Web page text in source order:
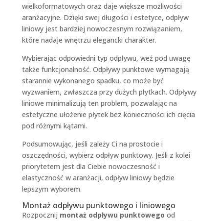
wielkoformatowych oraz daje większe możliwości
aranżacyjne. Dzięki swej długości i estetyce, odpływ
liniowy jest bardziej nowoczesnym rozwiązaniem,
które nadaje wnętrzu elegancki charakter.
Wybierając odpowiedni typ odpływu, weź pod uwagę
także funkcjonalność. Odpływy punktowe wymagają
starannie wykonanego spadku, co może być
wyzwaniem, zwłaszcza przy dużych płytkach. Odpływy
liniowe minimalizują ten problem, pozwalając na
estetyczne ułożenie płytek bez konieczności ich cięcia
pod różnymi kątami.
Podsumowując, jeśli zależy Ci na prostocie i
oszczędności, wybierz odpływ punktowy. Jeśli z kolei
priorytetem jest dla Ciebie nowoczesność i
elastyczność w aranżacji, odpływ liniowy będzie
lepszym wyborem.
Montaż odpływu punktowego i liniowego
Rozpocznij montaż odpływu punktowego od